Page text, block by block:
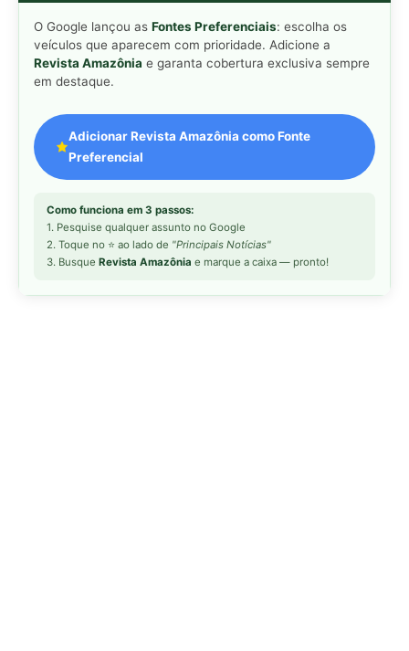
O Google lançou as Fontes Preferenciais: escolha os
veículos que aparecem com prioridade. Adicione a
Revista Amazônia e garanta cobertura exclusiva sempre
em destaque.
Adicionar Revista Amazônia como Fonte
Preferencial
Como funciona em 3 passos:
1. Pesquise qualquer assunto no Google
2. Toque no ⭐ ao lado de "Principais Notícias"
3. Busque Revista Amazônia e marque a caixa — pronto!